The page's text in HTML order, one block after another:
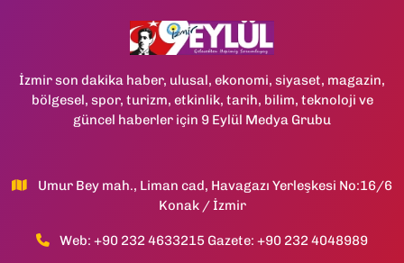
İzmir son dakika haber, ulusal, ekonomi, siyaset, magazin,
bölgesel, spor, turizm, etkinlik, tarih, bilim, teknoloji ve
güncel haberler için 9 Eylül Medya Grubu
Umur Bey mah., Liman cad, Havagazı Yerleşkesi No:16/6
Konak / İzmir
Web: +90 232 4633215 Gazete: +90 232 4048989